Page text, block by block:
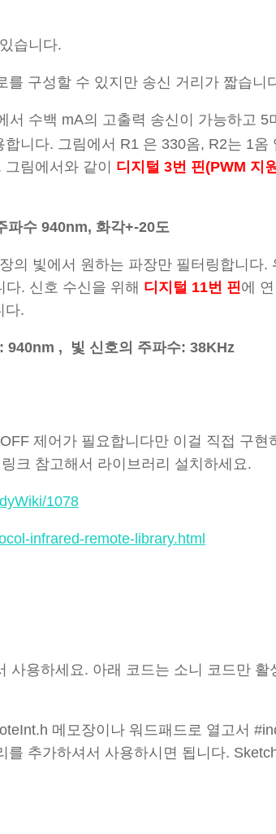
습니다.
구성할 수 있지만 송신 거리가 짧습니
서 수백 mA의 고출력 송신이 가능하고 5
니다. 그림에서 R1 은 330옴, R2는 1옴
림에서와 같이 디지털 3번 핀(PWM 지
수 940nm, 화각+-20도
의 빛에서 원하는 파장만 필터링합니다.
. 신호 수신을 위해 디지털 11번 핀에
다.
940nm , 빛 신호의 주파수: 38KHz
제어가 필요합니다만 이걸 직접 구현
크 참고해서 라이브러리 설치하세요.
1078
infrared-remote-library.html
사용하세요. 아래 코드는 소니 코드만 활
메모장이나 워드패드로 열고서
추가하셔서 사용하시면 됩니다.